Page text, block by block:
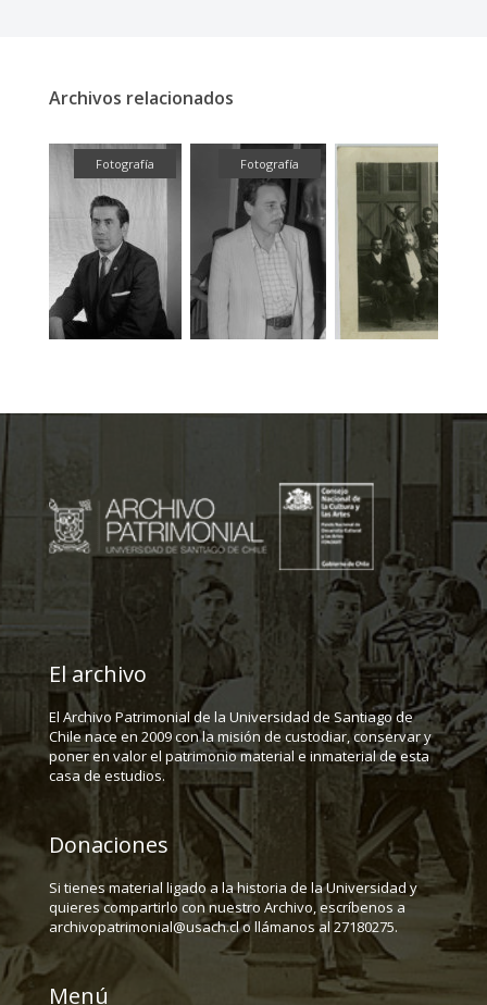
Archivos relacionados
Fotografía Fotografía
El archivo
El Archivo Patrimonial de la Universidad de Santiago de
Chile nace en 2009 con la misión de custodiar, conservar y
poner en valor el patrimonio material e inmaterial de esta
casa de estudios.
Donaciones
Si tienes material ligado a la historia de la Universidad y
quieres compartirlo con nuestro Archivo, escríbenos a
archivopatrimonial@usach.cl o llámanos al 27180275.
Menú